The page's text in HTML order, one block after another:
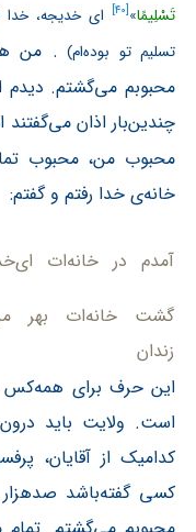
تَسْلِیمًا»
[۴۰]
ای خدیجه،
تسلیم تو بوده‌ام) . من
محبوبم می‌گشتم. دیدم
چندین‌بار اذان می‌گفتند
محبوب من، محبوب
خانه‌ی خدا رفتم و گفتم:
آمدم در خانه‌ات
گشت خانه‌ات بهر
زندان
این حرف برای
است. ولایت باید
کدامیک از آقایان،
کسی گفته‌باشد